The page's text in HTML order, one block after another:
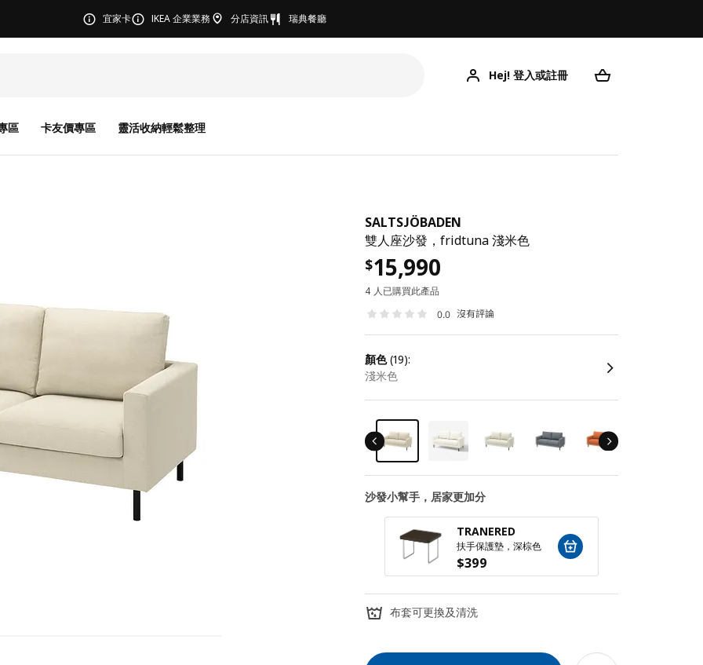
宜家卡 IKEA 企業業務 分店資訊 瑞典餐廳
Hej! 登入或註冊
區 卡友價專區 靈活收納輕鬆整理
SALTSJÖBADEN
雙人座沙發，fridtuna 淺米色
$15,990
4 人已購買此產品
0.0 沒有評論
顏色(19):
淺米色
沙發小幫手，居家更加分
TRANERED
扶手保護墊，深棕色
$399
布套可更換及清洗